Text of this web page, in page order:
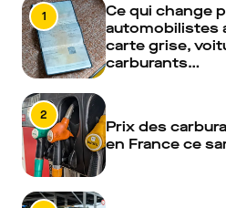
1
Ce qui change
automobilistes
carte grise,
carburants…
2
Prix des
en France ce